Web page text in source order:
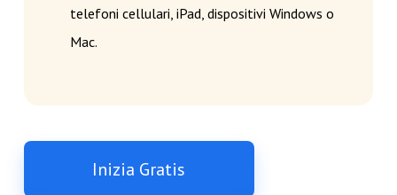
telefoni cellulari, iPad, dispositivi Windows o
Mac.
Inizia Gratis